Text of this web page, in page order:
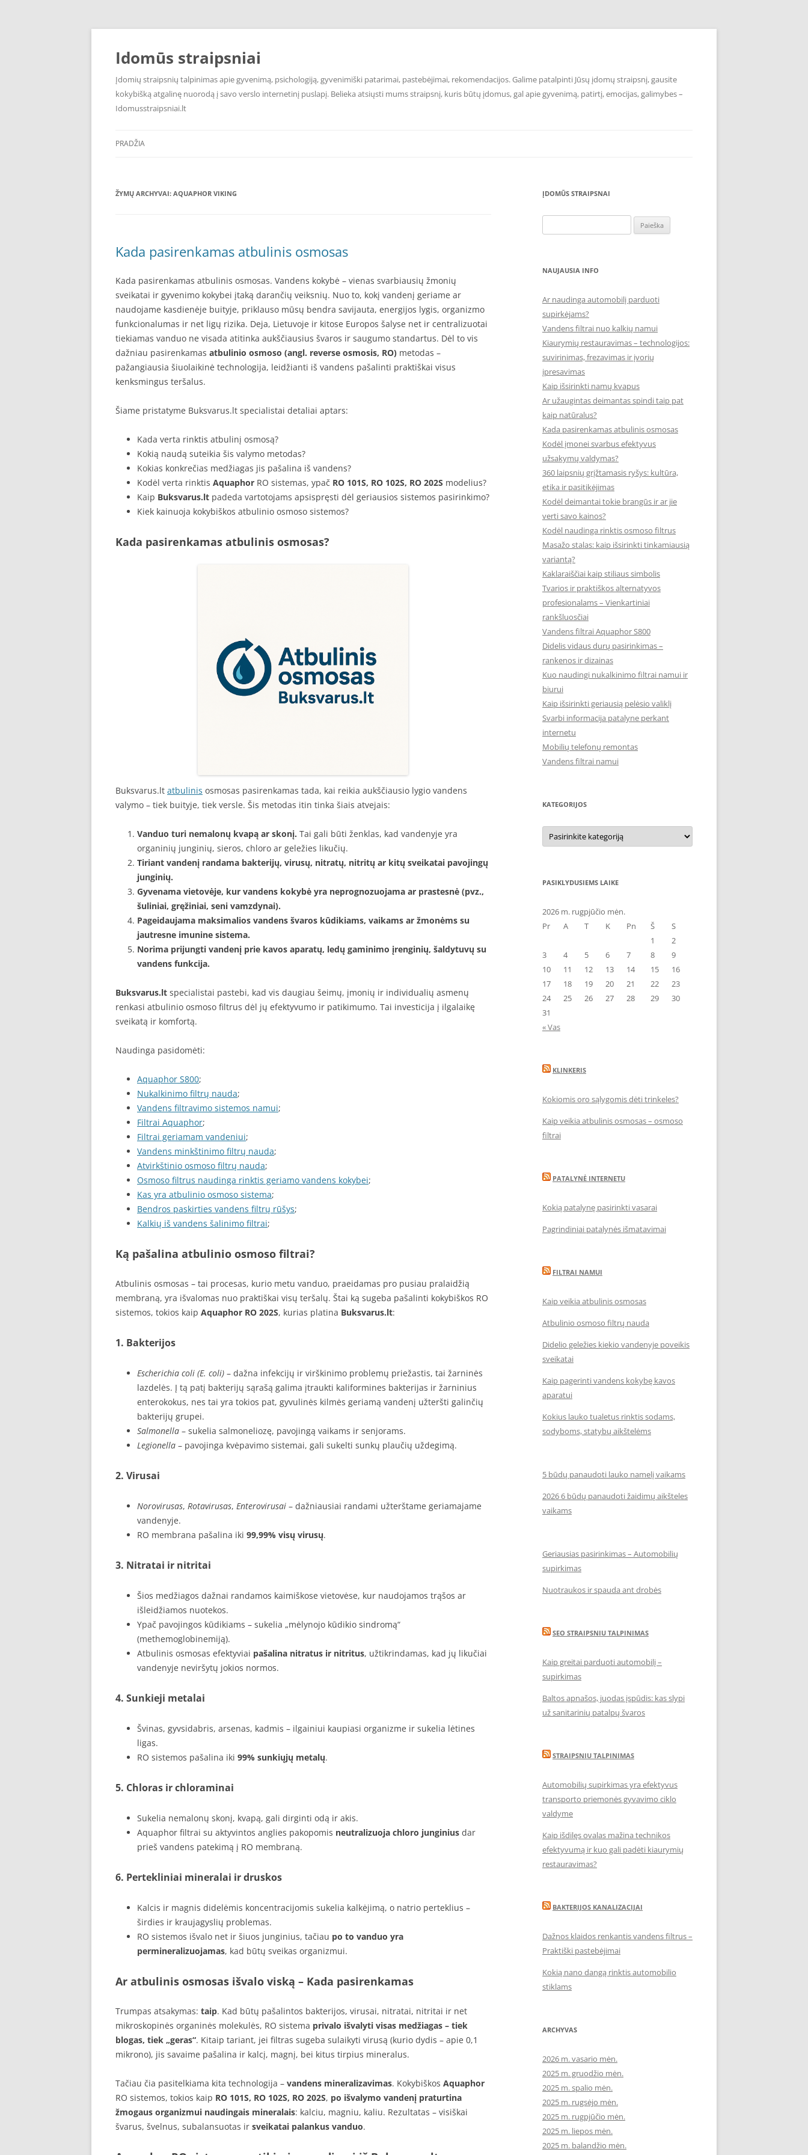
Pereiti
turinio
Idomūs straipsniai
Įdomių straipsnių talpinimas apie gyvenimą, psichologiją, gyvenimiški patarimai, pastebėjimai, rekomendacijos. Galime patalpinti Jūsų įdomų straipsnį, gausite
kokybišką atgalinę nuorodą į savo verslo internetinį puslapį. Belieka atsiųsti mums straipsnį, kuris būtų įdomus, gal apie gyvenimą, patirtį, emocijas, galimybes –
Idomusstraipsniai.lt
PRADŽIA
ŽYMŲ ARCHYVAI: AQUAPHOR VIKING
Kada pasirenkamas atbulinis osmosas
Kada pasirenkamas atbulinis osmosas. Vandens kokybė – vienas svarbiausių žmonių
sveikatai ir gyvenimo kokybei įtaką darančių veiksnių. Nuo to, kokį vandenį geriame ar
naudojame kasdienėje buityje, priklauso mūsų bendra savijauta, energijos lygis, organizmo
funkcionalumas ir net ligų rizika. Deja, Lietuvoje ir kitose Europos šalyse net ir centralizuotai
tiekiamas vanduo ne visada atitinka aukščiausius švaros ir saugumo standartus. Dėl to vis
dažniau pasirenkamas atbulinio osmoso (angl. reverse osmosis, RO) metodas –
pažangiausia šiuolaikinė technologija, leidžianti iš vandens pašalinti praktiškai visus
kenksmingus teršalus.
Šiame pristatyme Buksvarus.lt specialistai detaliai aptars:
Kada verta rinktis atbulinį osmosą?
Kokią naudą suteikia šis valymo metodas?
Kokias konkrečias medžiagas jis pašalina iš vandens?
Kodėl verta rinktis Aquaphor RO sistemas, ypač RO 101S, RO 102S, RO 202S modelius?
Kaip Buksvarus.lt padeda vartotojams apsispręsti dėl geriausios sistemos pasirinkimo?
Kiek kainuoja kokybiškos atbulinio osmoso sistemos?
Kada pasirenkamas atbulinis osmosas?
Buksvarus.lt atbulinis osmosas pasirenkamas tada, kai reikia aukščiausio lygio vandens
valymo – tiek buityje, tiek versle. Šis metodas itin tinka šiais atvejais:
Vanduo turi nemalonų kvapą ar skonį. Tai gali būti ženklas, kad vandenyje yra
organinių junginių, sieros, chloro ar geležies likučių.
Tiriant vandenį randama bakterijų, virusų, nitratų, nitritų ar kitų sveikatai pavojingų
junginių.
Gyvenama vietovėje, kur vandens kokybė yra neprognozuojama ar prastesnė (pvz.,
šuliniai, gręžiniai, seni vamzdynai).
Pageidaujama maksimalios vandens švaros kūdikiams, vaikams ar žmonėms su
jautresne imunine sistema.
Norima prijungti vandenį prie kavos aparatų, ledų gaminimo įrenginių, šaldytuvų su
vandens funkcija.
Buksvarus.lt specialistai pastebi, kad vis daugiau šeimų, įmonių ir individualių asmenų
renkasi atbulinio osmoso filtrus dėl jų efektyvumo ir patikimumo. Tai investicija į ilgalaikę
sveikatą ir komfortą.
Naudinga pasidomėti:
Aquaphor S800;
Nukalkinimo filtrų nauda;
Vandens filtravimo sistemos namui;
Filtrai Aquaphor;
Filtrai geriamam vandeniui;
Vandens minkštinimo filtrų nauda;
Atvirkštinio osmoso filtrų nauda;
Osmoso filtrus naudinga rinktis geriamo vandens kokybei;
Kas yra atbulinio osmoso sistema;
Bendros paskirties vandens filtrų rūšys;
Kalkių iš vandens šalinimo filtrai;
Ką pašalina atbulinio osmoso filtrai?
Atbulinis osmosas – tai procesas, kurio metu vanduo, praeidamas pro pusiau pralaidžią
membraną, yra išvalomas nuo praktiškai visų teršalų. Štai ką sugeba pašalinti kokybiškos RO
sistemos, tokios kaip Aquaphor RO 202S, kurias platina Buksvarus.lt:
1. Bakterijos
Escherichia coli (E. coli) – dažna infekcijų ir virškinimo problemų priežastis, tai žarninės
lazdelės. Į tą patį bakterijų sąrašą galima įtraukti kaliformines bakterijas ir žarninius
enterokokus, nes tai yra tokios pat, gyvulinės kilmės geriamą vandenį užteršti galinčių
bakterijų grupei.
Salmonella – sukelia salmoneliozę, pavojingą vaikams ir senjorams.
Legionella – pavojinga kvėpavimo sistemai, gali sukelti sunkų plaučių uždegimą.
2. Virusai
Norovirusas, Rotavirusas, Enterovirusai – dažniausiai randami užterštame geriamajame
vandenyje.
RO membrana pašalina iki 99,99% visų virusų.
3. Nitratai ir nitritai
Šios medžiagos dažnai randamos kaimiškose vietovėse, kur naudojamos trąšos ar
išleidžiamos nuotekos.
Ypač pavojingos kūdikiams – sukelia „mėlynojo kūdikio sindromą“
(methemoglobinemiją).
Atbulinis osmosas efektyviai pašalina nitratus ir nitritus, užtikrindamas, kad jų likučiai
vandenyje neviršytų jokios normos.
4. Sunkieji metalai
Švinas, gyvsidabris, arsenas, kadmis – ilgainiui kaupiasi organizme ir sukelia lėtines
ligas.
RO sistemos pašalina iki 99% sunkiųjų metalų.
5. Chloras ir chloraminai
Sukelia nemalonų skonį, kvapą, gali dirginti odą ir akis.
Aquaphor filtrai su aktyvintos anglies pakopomis neutralizuoja chloro junginius dar
prieš vandens patekimą į RO membraną.
6. Pertekliniai mineralai ir druskos
Kalcis ir magnis didelėmis koncentracijomis sukelia kalkėjimą, o natrio perteklius –
širdies ir kraujagyslių problemas.
RO sistemos išvalo net ir šiuos junginius, tačiau po to vanduo yra
permineralizuojamas, kad būtų sveikas organizmui.
Ar atbulinis osmosas išvalo viską – Kada pasirenkamas
Trumpas atsakymas: taip. Kad būtų pašalintos bakterijos, virusai, nitratai, nitritai ir net
mikroskopinės organinės molekulės, RO sistema privalo išvalyti visas medžiagas – tiek
blogas, tiek „geras“. Kitaip tariant, jei filtras sugeba sulaikyti virusą (kurio dydis – apie 0,1
mikrono), jis savaime pašalina ir kalcį, magnį, bei kitus tirpius mineralus.
Tačiau čia pasitelkiama kita technologija – vandens mineralizavimas. Kokybiškos Aquaphor
RO sistemos, tokios kaip RO 101S, RO 102S, RO 202S, po išvalymo vandenį praturtina
žmogaus organizmui naudingais mineralais: kalciu, magniu, kaliu. Rezultatas – visiškai
švarus, švelnus, subalansuotas ir sveikatai palankus vanduo.
ĮDOMŪS STRAIPSNAI
NAUJAUSIA INFO
Ar naudinga automobilį parduoti
supirkėjams?
Vandens filtrai nuo kalkių namui
Kiaurymių restauravimas – technologijos:
suvirinimas, frezavimas ir įvorių
įpresavimas
Kaip išsirinkti namų kvapus
Ar užaugintas deimantas spindi taip pat
kaip natūralus?
Kada pasirenkamas atbulinis osmosas
Kodėl įmonei svarbus efektyvus
užsakymų valdymas?
360 laipsnių grįžtamasis ryšys: kultūra,
etika ir pasitikėjimas
Kodėl deimantai tokie brangūs ir ar jie
verti savo kainos?
Kodėl naudinga rinktis osmoso filtrus
Masažo stalas: kaip išsirinkti tinkamiausią
variantą?
Kaklaraiščiai kaip stiliaus simbolis
Tvarios ir praktiškos alternatyvos
profesionalams – Vienkartiniai
rankšluosčiai
Vandens filtrai Aquaphor S800
Didelis vidaus durų pasirinkimas –
rankenos ir dizainas
Kuo naudingi nukalkinimo filtrai namui ir
biurui
Kaip išsirinkti geriausią pelėsio valiklį
Svarbi informacija patalyne perkant
internetu
Mobilių telefonų remontas
Vandens filtrai namui
KATEGORIJOS
Kategorijos
PASIKLYDUSIEMS LAIKE
2026 m. rugpjūčio mėn.
Pr
A T K Pn Š
S
1
2
3
4 5 6 7 8
9
10
11 12 13 14 15
16
17
18 19 20 21 22
23
24
25 26 27 28 29
30
31
« Vas
KLINKERIS
Kokiomis oro sąlygomis dėti trinkeles?
Kaip veikia atbulinis osmosas – osmoso
filtrai
PATALYNĖ INTERNETU
Kokią patalynę pasirinkti vasarai
Pagrindiniai patalynės išmatavimai
FILTRAI NAMUI
Kaip veikia atbulinis osmosas
Atbulinio osmoso filtrų nauda
Didelio geležies kiekio vandenyje poveikis
sveikatai
Kaip pagerinti vandens kokybę kavos
aparatui
Kokius lauko tualetus rinktis sodams,
sodyboms, statybų aikštelėms
5 būdų panaudoti lauko namelį vaikams
2026 6 būdų panaudoti žaidimų aikšteles
vaikams
Geriausias pasirinkimas – Automobilių
supirkimas
Nuotraukos ir spauda ant drobės
SEO STRAIPSNIU TALPINIMAS
Kaip greitai parduoti automobilį –
supirkimas
Baltos apnašos, juodas įspūdis: kas slypi
už sanitarinių patalpų švaros
STRAIPSNIU TALPINIMAS
Automobilių supirkimas yra efektyvus
transporto priemonės gyvavimo ciklo
valdyme
Kaip išdilęs ovalas mažina technikos
efektyvumą ir kuo gali padėti kiaurymių
restauravimas?
BAKTERIJOS KANALIZACIJAI
Dažnos klaidos renkantis vandens filtrus –
Praktiški pastebėjimai
Kokią nano dangą rinktis automobilio
stiklams
ARCHYVAS
2026 m. vasario mėn.
2025 m. gruodžio mėn.
2025 m. spalio mėn.
2025 m. rugsėjo mėn.
2025 m. rugpjūčio mėn.
2025 m. liepos mėn.
2025 m. balandžio mėn.